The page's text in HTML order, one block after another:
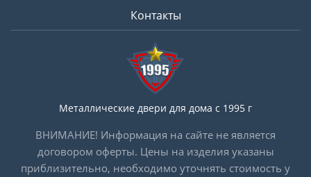
Контакты
Металлические двери для дома с 1995 г
ВНИМАНИЕ! Информация на сайте не является
договором оферты. Цены на изделия указаны
приблизительно, необходимо уточнять стоимость у